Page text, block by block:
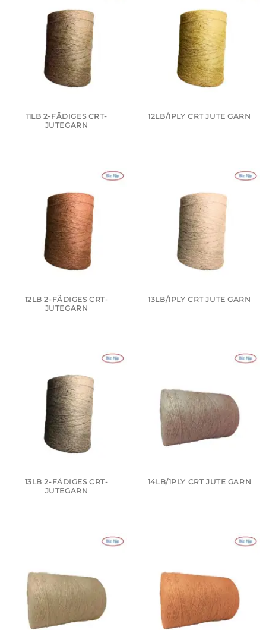
11LB 2-FÄDIGES CRT-
JUTEGARN
12LB/1PLY CRT JUTE GARN
12LB 2-FÄDIGES CRT-
JUTEGARN
13LB/1PLY CRT JUTE GARN
13LB 2-FÄDIGES CRT-
JUTEGARN
14LB/1PLY CRT JUTE GARN